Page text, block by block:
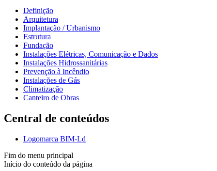
Definição
Arquitetura
Implantação / Urbanismo
Estrutura
Fundação
Instalações Elétricas, Comunicação e Dados
Instalações Hidrossanitárias
Prevenção à Incêndio
Instalações de Gás
Climatização
Canteiro de Obras
Central de conteúdos
Logomarca BIM-Ld
Fim do menu principal
Início do conteúdo da página